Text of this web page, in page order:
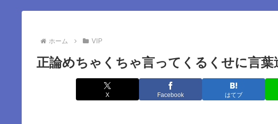
ホーム VIP
正論めちゃくちゃ言ってくるくせに言葉
X Facebook はてブ